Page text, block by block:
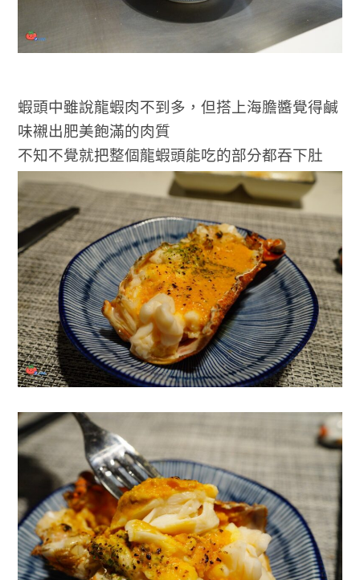
蝦頭中雖說龍蝦肉不到多，但搭上海膽醬覺得鹹
味襯出肥美飽滿的肉質
不知不覺就把整個龍蝦頭能吃的部分都吞下肚